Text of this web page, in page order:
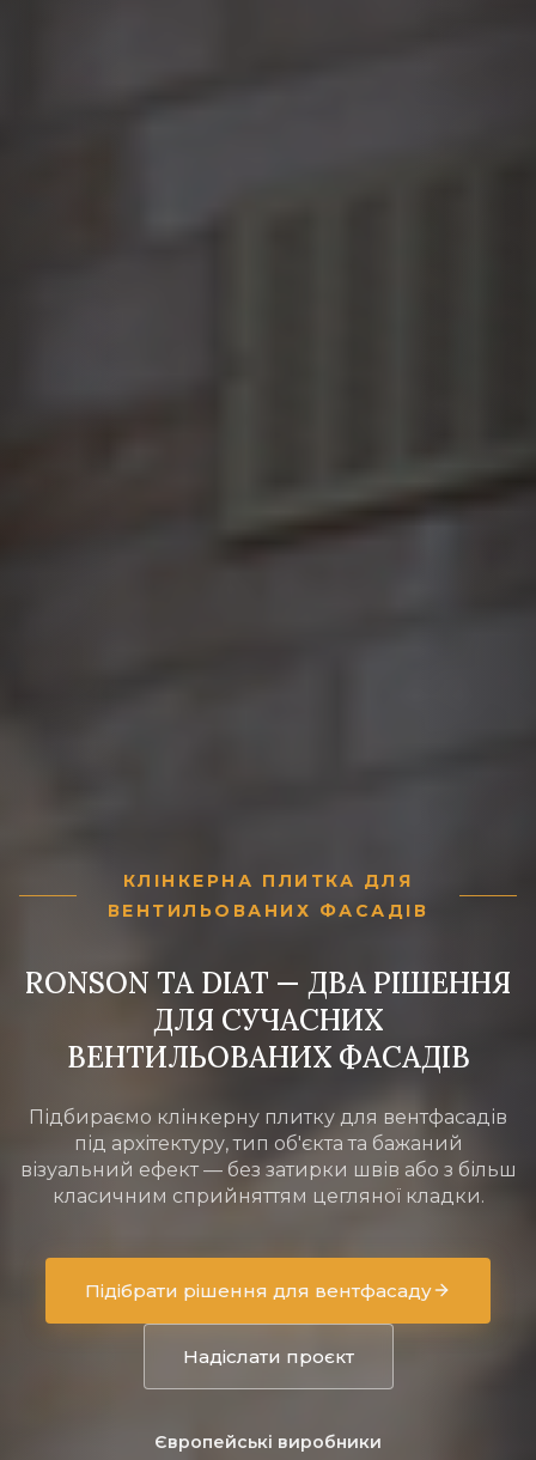
КЛІНКЕРНА ПЛИТКА ДЛЯ
ВЕНТИЛЬОВАНИХ ФАСАДІВ
RONSON ТА DIAT — ДВА РІШЕННЯ
ДЛЯ СУЧАСНИХ
ВЕНТИЛЬОВАНИХ ФАСАДІВ
Підбираємо клінкерну плитку для вентфасадів
під архітектуру, тип об'єкта та бажаний
візуальний ефект — без затирки швів або з більш
класичним сприйняттям цегляної кладки.
Підібрати рішення для вентфасаду
Надіслати проєкт
Європейські виробники
EMAIL
ТИП ПРОЄКТУ
Приватний будинок Комерційний об'єкт
ІМ'Я*
ТЕЛЕФОН*